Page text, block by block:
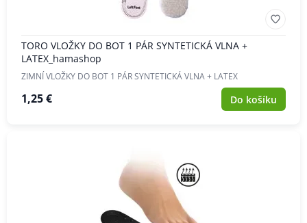
TORO VLOŽKY DO BOT 1 PÁR SYNTETICKÁ VLNA +
LATEX_hamashop
ZIMNÍ VLOŽKY DO BOT 1 PÁR SYNTETICKÁ VLNA + LATEX
1,25 € Do košíku